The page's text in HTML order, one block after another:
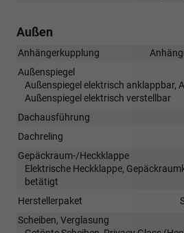
Außen
Anhängerkupplung
Außenspiegel
Außenspiegel elektrisch anklappbar,
Außenspiegel elektrisch verstellbar
Dachausführung
Dachreling
Gepäckraum-/Heckklappe
Elektrische Heckklappe,
betätigt
Herstellerpaket
Scheiben, Verglasung